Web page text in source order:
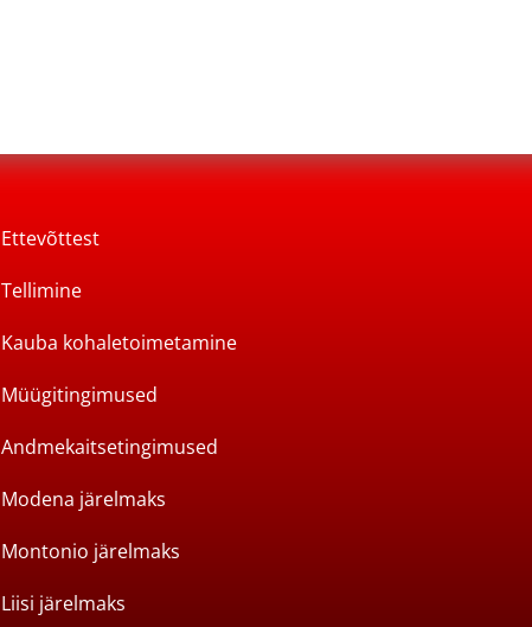
Ettevõttest
Tellimine
Kauba kohaletoimetamine
Müügitingimused
Andmekaitsetingimused
Modena järelmaks
Montonio järelmaks
Liisi järelmaks